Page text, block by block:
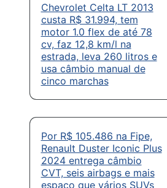
Chevrolet Celta LT 2013
custa R$ 31.994, tem
motor 1.0 flex de até 78
cv, faz 12,8 km/l na
estrada, leva 260 litros e
usa câmbio manual de
cinco marchas
Por R$ 105.486 na Fipe,
Renault Duster Iconic Plus
2024 entrega câmbio
CVT, seis airbags e mais
espaço que vários SUVs